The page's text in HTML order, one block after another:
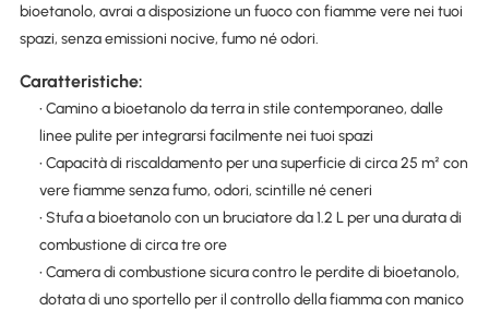
bioetanolo, avrai a disposizione un fuoco con fiamme vere nei tuoi
spazi, senza emissioni nocive, fumo né odori.
Caratteristiche:
• Camino a bioetanolo da terra in stile contemporaneo, dalle
linee pulite per integrarsi facilmente nei tuoi spazi
• Capacità di riscaldamento per una superficie di circa 25 m² con
vere fiamme senza fumo, odori, scintille né ceneri
• Stufa a bioetanolo con un bruciatore da 1.2 L per una durata di
combustione di circa tre ore
• Camera di combustione sicura contro le perdite di bioetanolo,
dotata di uno sportello per il controllo della fiamma con manico